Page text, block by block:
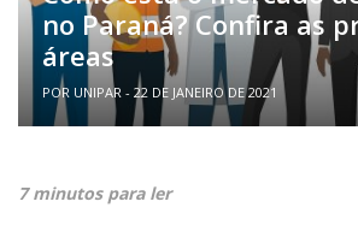
no Paraná? Confira as
áreas
POR UNIPAR - 22 DE JANEIRO DE 2021
7 minutos para ler